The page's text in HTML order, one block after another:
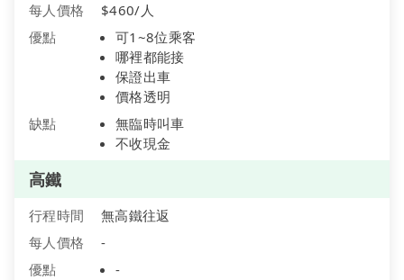
每人價格
$460/人
優點
可1~8位乘客
哪裡都能接
保證出車
價格透明
缺點
無臨時叫車
不收現金
高鐵
行程時間
無高鐵往返
每人價格
-
優點
-